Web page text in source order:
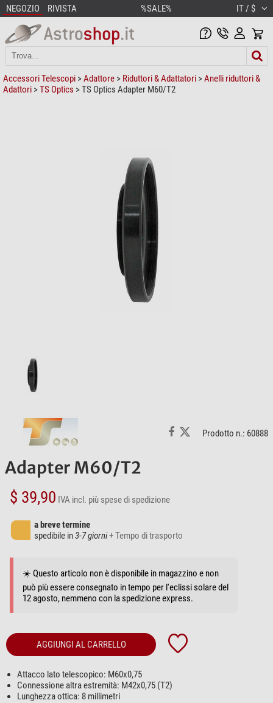
NEGOZIO RIVISTA %SALE% IT / $
Accessori Telescopi >Adattore > Riduttori & Adattatori >Anelli riduttori &
Adattori >TS Optics > TS Optics Adapter M60/T2
Prodotto n.: 60888
Adapter M60/T2
$ 39,90 IVA incl. più spese di spedizione
a breve termine
spedibile in3-7 giorni+ Tempo di trasporto
☀️ Questo articolo non è disponibile in magazzino e non
può più essere consegnato in tempo per l'eclissi solare del
12 agosto, nemmeno con la spedizione express.
AGGIUNGI AL CARRELLO
Attacco lato telescopico: M60x0,75
Connessione altra estremità: M42x0,75 (T2)
Lunghezza ottica: 8 millimetri